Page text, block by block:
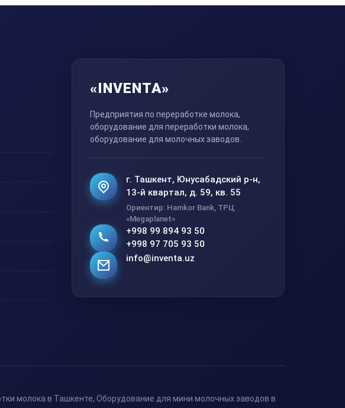
«INVENTA»
Предприятия по переработке молока,
оборудование для переработки молока,
оборудование для молочных заводов.
г. Ташкент, Юнусабадский р-н,
13-й квартал, д. 59, кв. 55
Ориентир: Hamkor Bank, ТРЦ
«Megaplanet»
+998 99 894 93 50
+998 97 705 93 50
info@inventa.uz
молока в Ташкенте, Оборудование для мини молочных заводов в